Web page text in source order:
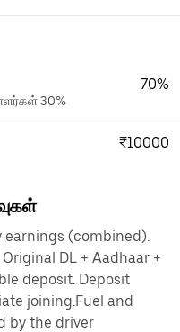
30%
70%
₹10000
earnings (combined).
DL + Aadhaar +
deposit. Deposit
joining.Fuel and
by the driver